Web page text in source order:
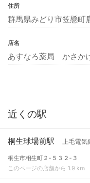
住所
群馬県みどり市笠懸
店名
あすなろ薬局 かさか
近くの駅
桐生球場前駅 上毛電気
桐生市相生町２-５３２-３
このページの店舗から 1.9 km